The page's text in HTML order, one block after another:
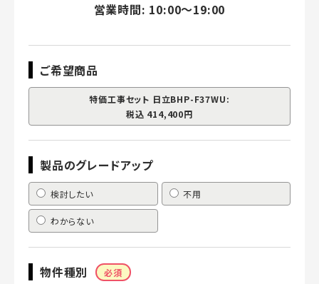
営業時間: 10:00～19:00
ご希望商品
特価工事セット 日立BHP-F37WU:
税込 414,400円
製品のグレードアップ
検討したい 不用
わからない
物件種別 必須